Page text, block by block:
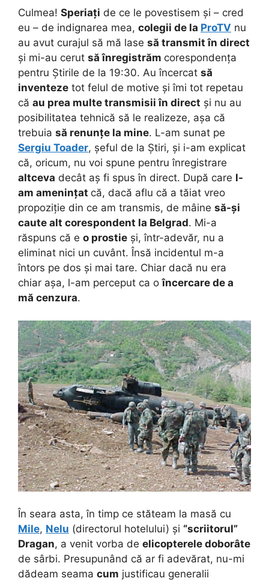
Culmea! Speriați de ce le povestisem și – cred
eu – de indignarea mea, colegii de la ProTV nu
au avut curajul să mă lase să transmit în direct
și mi-au cerut să înregistrăm corespondența
pentru Știrile de la 19:30. Au încercat să
inventeze tot felul de motive și îmi tot repetau
că au prea multe transmisii în direct și nu au
posibilitatea tehnică să le realizeze, așa că
trebuia să renunțe la mine. L-am sunat pe
Sergiu Toader, șeful de la Știri, și i-am explicat
că, oricum, nu voi spune pentru înregistrare
altceva decât aș fi spus în direct. După care l-
am amenințat că, dacă aflu că a tăiat vreo
propoziție din ce am transmis, de mâine să-și
caute alt corespondent la Belgrad. Mi-a
răspuns că e o prostie și, într-adevăr, nu a
eliminat nici un cuvânt. Însă incidentul m-a
întors pe dos și mai tare. Chiar dacă nu era
chiar așa, l-am perceput ca oîncercare de a
mă cenzura.
În seara asta, în timp ce stăteam la masă cu
Mile, Nelu (directorul hotelului) și “scriitorul”
Dragan, a venit vorba de elicopterele doborâte
de sârbi. Presupunând că ar fi adevărat, nu-mi
dădeam seama cum justificau generalii